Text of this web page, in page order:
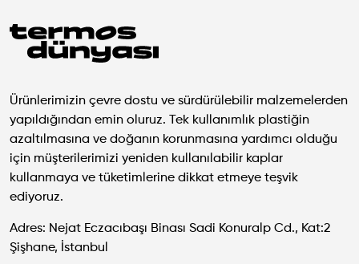
Ürünlerimizin çevre dostu ve sürdürülebilir malzemelerden
yapıldığından emin oluruz. Tek kullanımlık plastiğin
azaltılmasına ve doğanın korunmasına yardımcı olduğu
için müşterilerimizi yeniden kullanılabilir kaplar
kullanmaya ve tüketimlerine dikkat etmeye teşvik
ediyoruz.
Adres: Nejat Eczacıbaşı Binası Sadi Konuralp Cd., Kat:2
Şişhane, İstanbul